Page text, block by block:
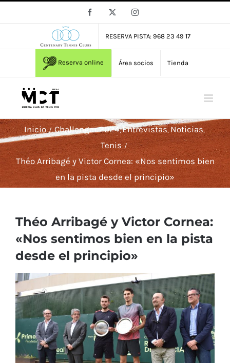
Facebook Instagram
RESERVA PISTA: 968 23 49 17
Reserva online Área socios Tienda
Inicio Challenger 2024 Entrevistas Noticias
Tenis
Théo Arribagé y Victor Cornea: «Nos sentimos bien
en la pista desde el principio»
Théo Arribagé y Victor Cornea:
«Nos sentimos bien en la pista
desde el principio»
Ver
imagen
más
grande